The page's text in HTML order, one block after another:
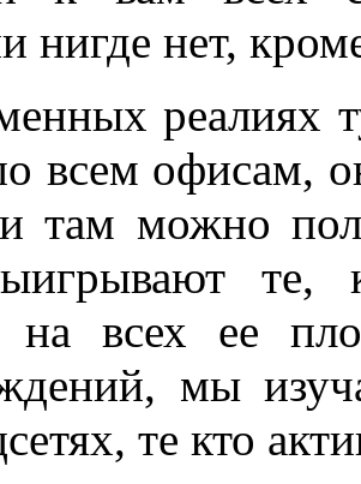
нигде нет,
реалиях
всем офисам,
там можно
те,
на всех ее
мы
те кто